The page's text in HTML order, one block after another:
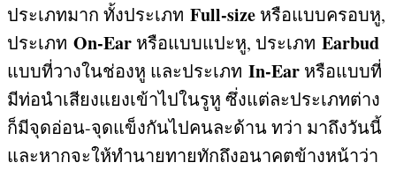
ประเภทมาก ทั้งประเภท Full-size หรือแบบครอบหู,
ประเภท On-Ear หรือแบบแปะหู, ประเภท Earbud
แบบที่วางในช่องหู และประเภท In-Ear หรือแบบที่
มีท่อนำเสียงแยงเข้าไปในรูหู ซึ่งแต่ละประเภทต่าง
ก็มีจุดอ่อน-จุดแข็งกันไปคนละด้าน ทว่า มาถึงวันนี้
และหากจะให้ทำนายทายทักถึงอนาคตข้างหน้าว่า